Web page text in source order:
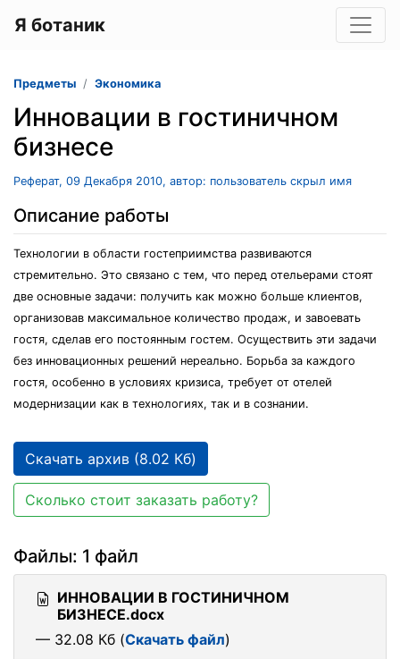
Я ботаник
Предметы Экономика
Инновации в гостиничном
бизнесе
Реферат, 09 Декабря 2010, автор: пользователь скрыл имя
Описание работы
Технологии в области гостеприимства развиваются
стремительно. Это связано с тем, что перед отельерами стоят
две основные задачи: получить как можно больше клиентов,
организовав максимальное количество продаж, и завоевать
гостя, сделав его постоянным гостем. Осуществить эти задачи
без инновационных решений нереально. Борьба за каждого
гостя, особенно в условиях кризиса, требует от отелей
модернизации как в технологиях, так и в сознании.
Скачать архив (8.02 Кб)
Сколько стоит заказать работу?
Файлы: 1 файл
ИННОВАЦИИ В ГОСТИНИЧНОМ
БИЗНЕСЕ.docx
— 32.08 Кб (Скачать файл)